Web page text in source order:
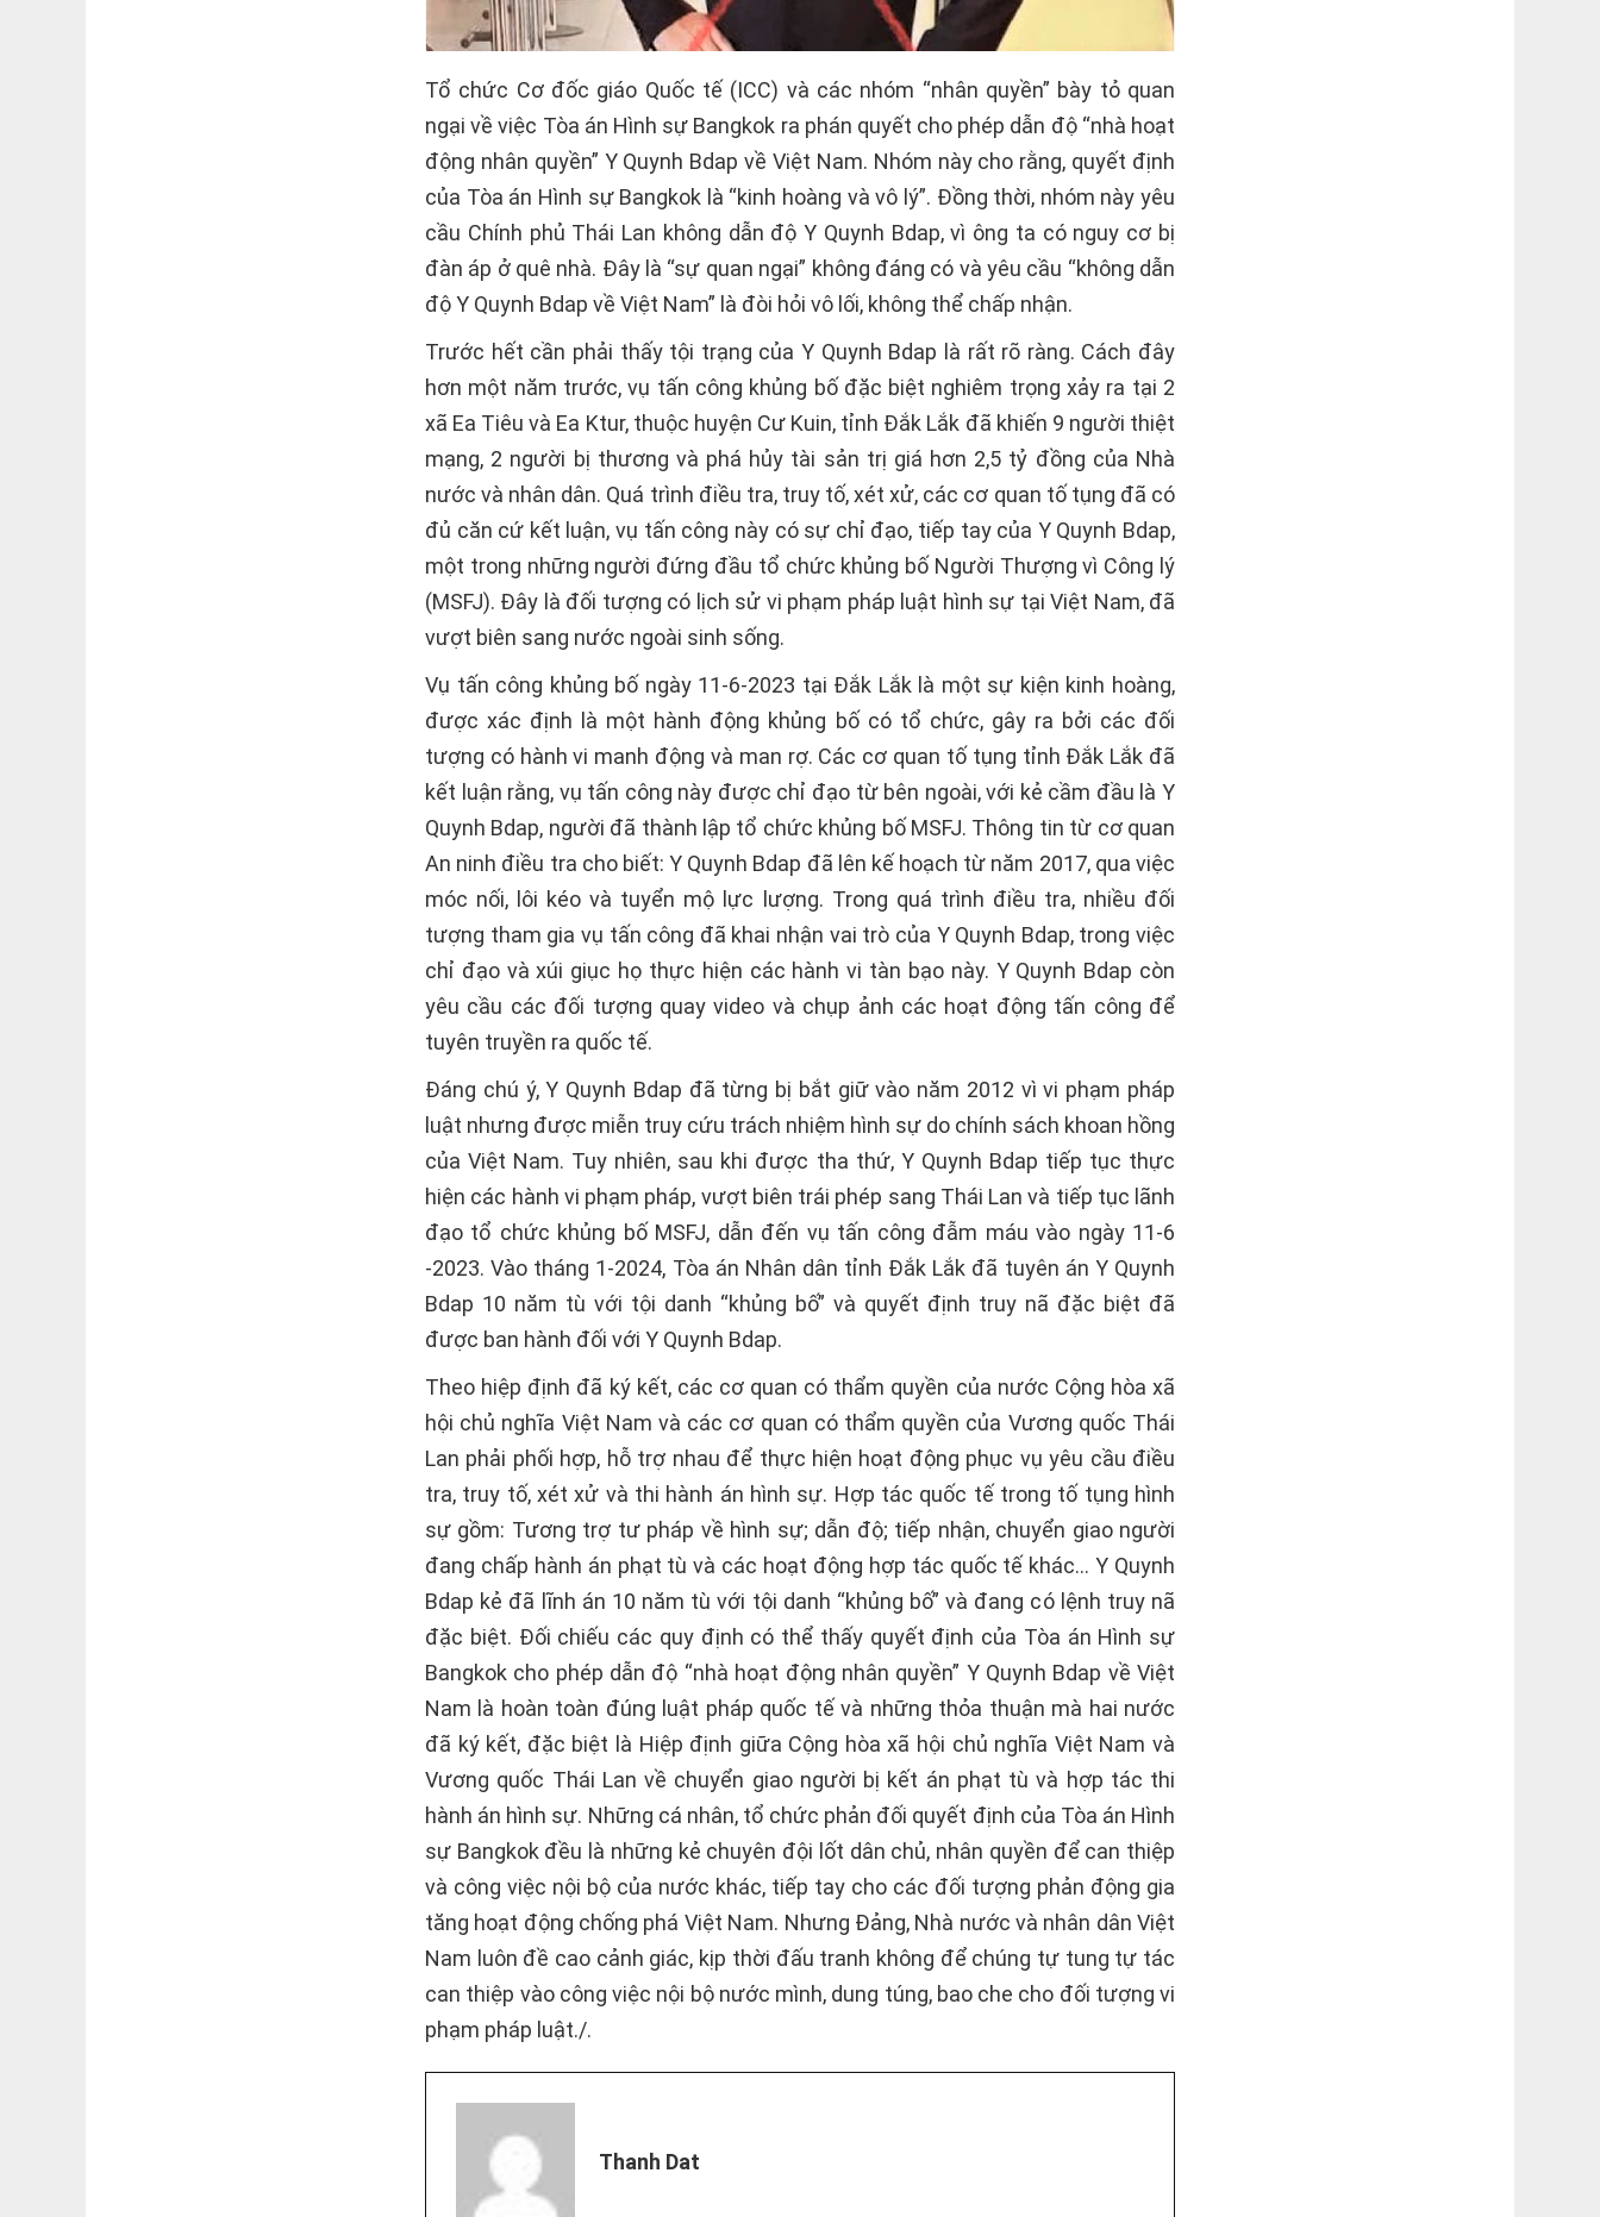
Tổ chức Cơ đốc giáo Quốc tế (ICC) và các nhóm “nhân quyền” bày tỏ quan
ngại về việc Tòa án Hình sự Bangkok ra phán quyết cho phép dẫn độ “nhà hoạt
động nhân quyền” Y Quynh Bdap về Việt Nam. Nhóm này cho rằng, quyết định
của Tòa án Hình sự Bangkok là “kinh hoàng và vô lý”. Đồng thời, nhóm này yêu
cầu Chính phủ Thái Lan không dẫn độ Y Quynh Bdap, vì ông ta có nguy cơ bị
đàn áp ở quê nhà. Đây là “sự quan ngại” không đáng có và yêu cầu “không dẫn
độ Y Quynh Bdap về Việt Nam” là đòi hỏi vô lối, không thể chấp nhận.
Trước hết cần phải thấy tội trạng của Y Quynh Bdap là rất rõ ràng. Cách đây
hơn một năm trước, vụ tấn công khủng bố đặc biệt nghiêm trọng xảy ra tại 2
xã Ea Tiêu và Ea Ktur, thuộc huyện Cư Kuin, tỉnh Đắk Lắk đã khiến 9 người thiệt
mạng, 2 người bị thương và phá hủy tài sản trị giá hơn 2,5 tỷ đồng của Nhà
nước và nhân dân. Quá trình điều tra, truy tố, xét xử, các cơ quan tố tụng đã có
đủ căn cứ kết luận, vụ tấn công này có sự chỉ đạo, tiếp tay của Y Quynh Bdap,
một trong những người đứng đầu tổ chức khủng bố Người Thượng vì Công lý
(MSFJ). Đây là đối tượng có lịch sử vi phạm pháp luật hình sự tại Việt Nam, đã
vượt biên sang nước ngoài sinh sống.
Vụ tấn công khủng bố ngày 11-6-2023 tại Đắk Lắk là một sự kiện kinh hoàng,
được xác định là một hành động khủng bố có tổ chức, gây ra bởi các đối
tượng có hành vi manh động và man rợ. Các cơ quan tố tụng tỉnh Đắk Lắk đã
kết luận rằng, vụ tấn công này được chỉ đạo từ bên ngoài, với kẻ cầm đầu là Y
Quynh Bdap, người đã thành lập tổ chức khủng bố MSFJ. Thông tin từ cơ quan
An ninh điều tra cho biết: Y Quynh Bdap đã lên kế hoạch từ năm 2017, qua việc
móc nối, lôi kéo và tuyển mộ lực lượng. Trong quá trình điều tra, nhiều đối
tượng tham gia vụ tấn công đã khai nhận vai trò của Y Quynh Bdap, trong việc
chỉ đạo và xúi giục họ thực hiện các hành vi tàn bạo này. Y Quynh Bdap còn
yêu cầu các đối tượng quay video và chụp ảnh các hoạt động tấn công để
tuyên truyền ra quốc tế.
Đáng chú ý, Y Quynh Bdap đã từng bị bắt giữ vào năm 2012 vì vi phạm pháp
luật nhưng được miễn truy cứu trách nhiệm hình sự do chính sách khoan hồng
của Việt Nam. Tuy nhiên, sau khi được tha thứ, Y Quynh Bdap tiếp tục thực
hiện các hành vi phạm pháp, vượt biên trái phép sang Thái Lan và tiếp tục lãnh
đạo tổ chức khủng bố MSFJ, dẫn đến vụ tấn công đẫm máu vào ngày 11-6
-2023. Vào tháng 1-2024, Tòa án Nhân dân tỉnh Đắk Lắk đã tuyên án Y Quynh
Bdap 10 năm tù với tội danh “khủng bố” và quyết định truy nã đặc biệt đã
được ban hành đối với Y Quynh Bdap.
Theo hiệp định đã ký kết, các cơ quan có thẩm quyền của nước Cộng hòa xã
hội chủ nghĩa Việt Nam và các cơ quan có thẩm quyền của Vương quốc Thái
Lan phải phối hợp, hỗ trợ nhau để thực hiện hoạt động phục vụ yêu cầu điều
tra, truy tố, xét xử và thi hành án hình sự. Hợp tác quốc tế trong tố tụng hình
sự gồm: Tương trợ tư pháp về hình sự; dẫn độ; tiếp nhận, chuyển giao người
đang chấp hành án phạt tù và các hoạt động hợp tác quốc tế khác… Y Quynh
Bdap kẻ đã lĩnh án 10 năm tù với tội danh “khủng bố” và đang có lệnh truy nã
đặc biệt. Đối chiếu các quy định có thể thấy quyết định của Tòa án Hình sự
Bangkok cho phép dẫn độ “nhà hoạt động nhân quyền” Y Quynh Bdap về Việt
Nam là hoàn toàn đúng luật pháp quốc tế và những thỏa thuận mà hai nước
đã ký kết, đặc biệt là Hiệp định giữa Cộng hòa xã hội chủ nghĩa Việt Nam và
Vương quốc Thái Lan về chuyển giao người bị kết án phạt tù và hợp tác thi
hành án hình sự. Những cá nhân, tổ chức phản đối quyết định của Tòa án Hình
sự Bangkok đều là những kẻ chuyên đội lốt dân chủ, nhân quyền để can thiệp
và công việc nội bộ của nước khác, tiếp tay cho các đối tượng phản động gia
tăng hoạt động chống phá Việt Nam. Nhưng Đảng, Nhà nước và nhân dân Việt
Nam luôn đề cao cảnh giác, kịp thời đấu tranh không để chúng tự tung tự tác
can thiệp vào công việc nội bộ nước mình, dung túng, bao che cho đối tượng vi
phạm pháp luật./.
Thanh Dat